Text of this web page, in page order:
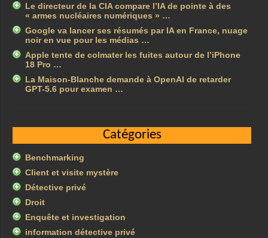
Le directeur de la CIA compare l’IA de pointe à des
« armes nucléaires numériques » …
Google va lancer ses résumés par IA en France, nuage
noir en vue pour les médias …
Apple tente de colmater les fuites autour de l’iPhone
18 Pro …
La Maison-Blanche demande à OpenAI de retarder
GPT-5.6 pour examen …
Catégories
Benchmarking
Client et visite mystère
Détective privé
Droit
Enquête et investigation
information détective privé